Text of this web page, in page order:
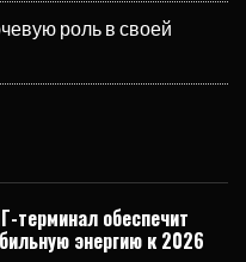
роль в своей
терминал обеспечит
энергию к 2026